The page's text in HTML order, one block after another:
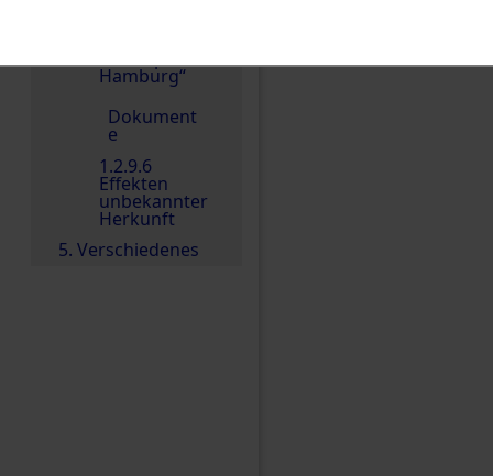
Hamburg“
Dokument
e
1.2.9.6
Effekten
unbekannter
Herkunft
5. Verschiedenes